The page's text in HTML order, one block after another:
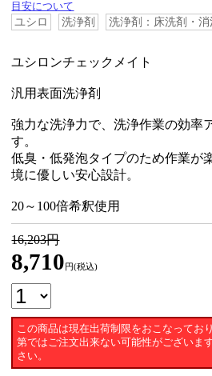
目安について
ユシロ 洗浄剤 洗浄剤：床洗剤・消
ユシロンチェックメイト
汎用表面洗浄剤
強力な洗浄力で、洗浄作業の効率
す。
低臭・低発泡タイプのため作業が
境に優しい安心設計。
20～100倍希釈使用
16,203円
8,710 円(税込)
この商品は現在出荷制限をおこなってお
第ではご注文出来ない可能性がございま
さい。